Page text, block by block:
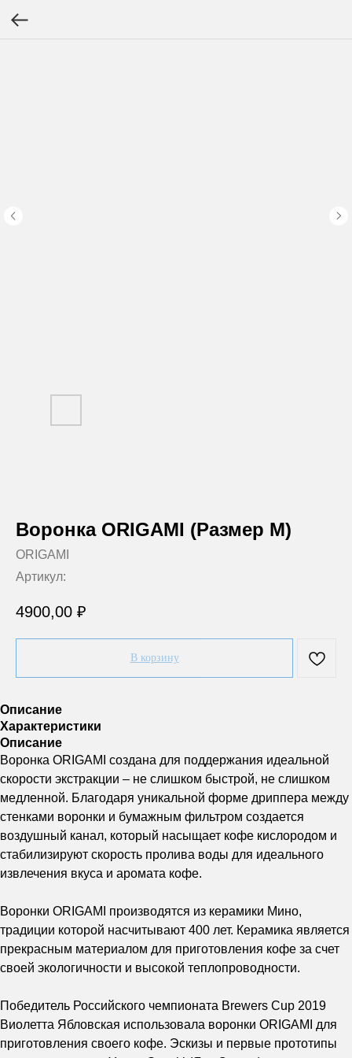
Воронка ORIGAMI (Размер M)
ORIGAMI
Артикул:
4900,00 ₽
В корзину
Описание
Характеристики
Описание
Воронка ORIGAMI создана для поддержания идеальной
скорости экстракции – не слишком быстрой, не слишком
медленной. Благодаря уникальной форме дриппера между
стенками воронки и бумажным фильтром создается
воздушный канал, который насыщает кофе кислородом и
стабилизируют скорость пролива воды для идеального
извлечения вкуса и аромата кофе.
Воронки ORIGAMI производятся из керамики Мино,
традиции которой насчитывают 400 лет. Керамика является
прекрасным материалом для приготовления кофе за счет
своей экологичности и высокой теплопроводности.
Победитель Российского чемпионата Brewers Cup 2019
Виолетта Ябловская использовала воронки ORIGAMI для
приготовления своего кофе. Эскизы и первые прототипы